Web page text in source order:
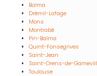
Balma
Drémil-Lafage
Mons
Montrabé
Pin-Balma
Quint-Fonsegrives
Saint-Jean
Saint-Orens-de-
Toulouse